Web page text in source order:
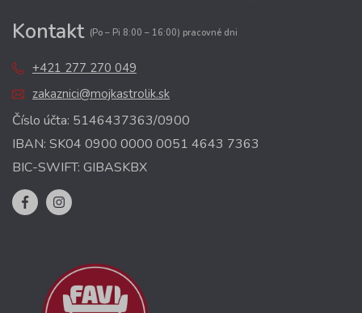
Kontakt (Po – Pi 8:00 – 16:00) pracovné dni
+421 277 270 049
zakaznici@mojkastrolik.sk
Číslo účta: 5146437363/0900
IBAN: SK04 0900 0000 0051 4643 7363
BIC-SWIFT: GIBASKBX